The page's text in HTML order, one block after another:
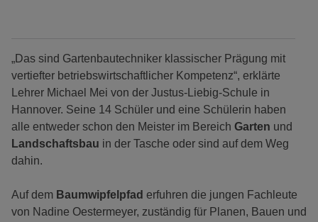
„Das sind Gartenbautechniker klassischer Prägung mit
vertiefter betriebswirtschaftlicher Kompetenz“, erklärte
Lehrer Michael Mei von der Justus-Liebig-Schule in
Hannover. Seine 14 Schüler und eine Schülerin haben
alle entweder schon den Meister im Bereich Garten und
Landschaftsbau in der Tasche oder sind auf dem Weg
dahin.
Auf dem Baumwipfelpfad erfuhren die jungen Fachleute
von Nadine Oestermeyer, zuständig für Planen, Bauen und